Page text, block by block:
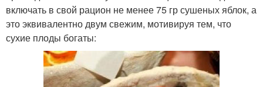
включать в свой рацион не менее 75 гр сушеных яблок, а
это эквивалентно двум свежим, мотивируя тем, что
сухие плоды богаты: